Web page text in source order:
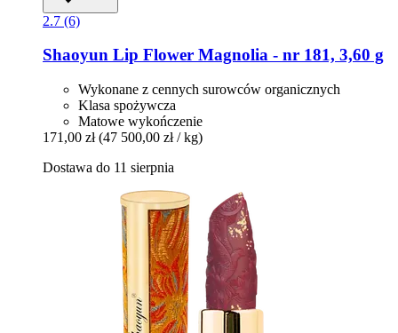
2.7 (6)
Shaoyun Lip Flower Magnolia -​ nr 181, 3,60 g
Wykonane z cennych surowców organicznych
Klasa spożywcza
Matowe wykończenie
171,00 zł (47 500,00 zł / kg)
Dostawa do 11 sierpnia